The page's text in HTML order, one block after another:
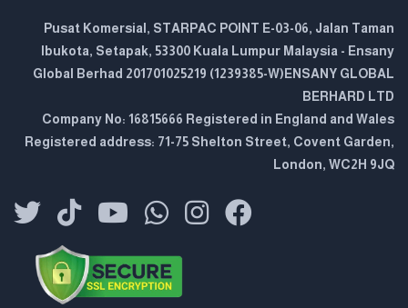
Pusat Komersial, STARPAC POINT E-03-06, Jalan Taman
Ibukota, Setapak, 53300 Kuala Lumpur Malaysia - Ensany
Global Berhad 201701025219 (1239385-W)ENSANY GLOBAL
BERHARD LTD
Company No: 16815666 Registered in England and Wales
Registered address: 71-75 Shelton Street, Covent Garden,
London, WC2H 9JQ